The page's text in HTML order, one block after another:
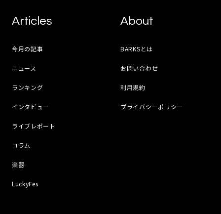
Articles
今月の記事
ニュース
ランキング
インタビュー
ライブレポート
コラム
楽器
LuckyFes
About
BARKSとは
お問い合わせ
利用規約
プライバシーポリシー